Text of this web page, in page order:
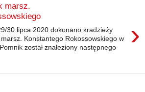
marsz.
›
30 lipca 2020 dokonano kradzieży
Konstantego Rokossowskiego w
został znaleziony następnego